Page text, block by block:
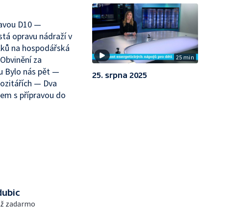
D10 —
opravu nádraží v
na hospodářská
za
Bylo nás pět —
— Dva
s přípravou do
zadarmo
25 min
25. srpna 2025